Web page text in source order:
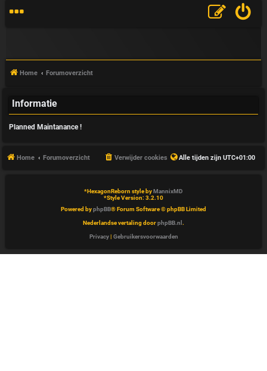
V
A
Home Forumoverzicht
Informatie
Planned Maintanance !
Home Forumoverzicht Alle tijden zijn UTC+01:00
Verwijder cookies
*HexagonReborn style byMannixMD
*Style Version: 3.2.10
Powered byphpBB® Forum Software © phpBB Limited
Nederlandse vertaling doorphpBB.nl .
Privacy| Gebruikersvoorwaarden